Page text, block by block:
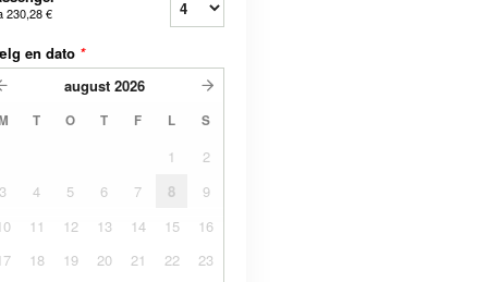
230,28 €
en dato *
august 2026
T O T F L S
1
2
3
4 5 6 7 8
9
11 12 13 14 15
16
18 19 20 21 22
23